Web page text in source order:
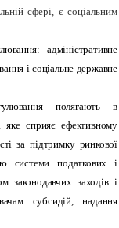
сфері, є соціальним
адміністративне
і соціальне державне
полягають в
яке сприяє ефективному
за підтримку ринкової
системи податкових і
законодавчих заходів і
субсидій, надання